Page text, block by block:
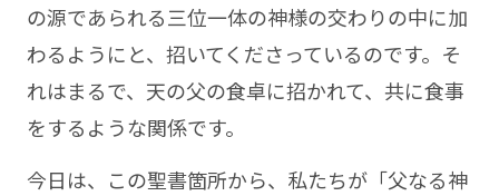
の源であられる三位一体の神様の交わりの中に加
わるようにと、招いてくださっているのです。そ
れはまるで、天の父の食卓に招かれて、共に食事
をするような関係です。
今日は、この聖書箇所から、私たちが「父なる神